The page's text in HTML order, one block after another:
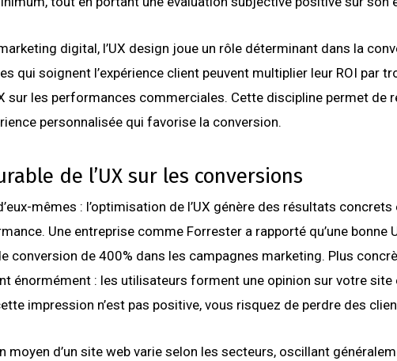
digital, l’UX design joue un rôle déterminant dans la
qui soignent l’expérience client peuvent multiplier leur ROI par
sur les performances commerciales. Cette discipline permet de
personnalisée qui favorise la conversion.
de l’UX sur les conversions
mêmes : l’optimisation de l’UX génère des résultats
Une entreprise comme Forrester a rapporté qu’une bonne
conversion de 400% dans les campagnes marketing. Plus
énormément : les utilisateurs forment une opinion sur votre site
impression n’est pas positive, vous risquez de perdre des
moyen d’un site web varie selon les secteurs, oscillant